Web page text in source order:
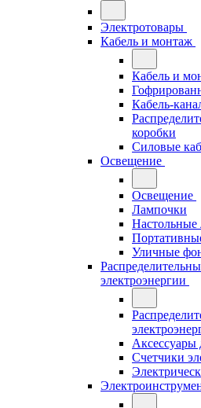
Электротовары
Кабель и монтаж
Кабель и
Кабель-
коробки
Силовые
Освещение
Освещение
Лампочки
Уличные
электроэнергии
Аксессуары
Счетчики